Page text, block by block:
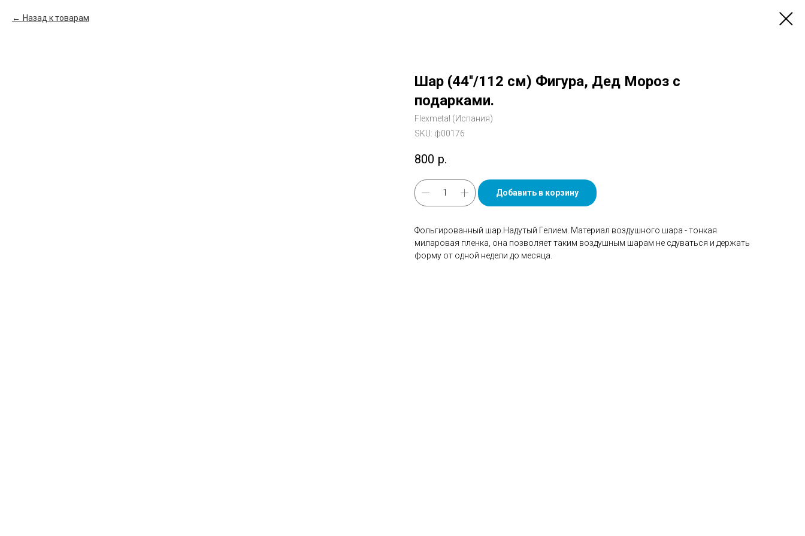
Назад к товарам
Шар (44''/112 см) Фигура, Дед Мороз с
подарками.
Flexmetal (Испания)
SKU: ф00176
800 р.
Добавить в корзину
Фольгированный шар.Надутый Гелием. Материал воздушного шара - тонкая
миларовая пленка, она позволяет таким воздушным шарам не сдуваться и держать
форму от одной недели до месяца.